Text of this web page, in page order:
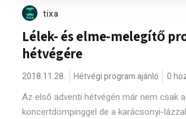
tixa
Lélek- és elme-melegítő
hétvégére
2018.11.28. Hétvégi program ajánló 0
Az első adventi hétvégén már nem csak a
koncertdömpinggel de a karácsonyi-